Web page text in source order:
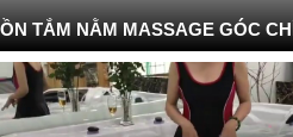
TẮM NẰM MASSAGE GÓC